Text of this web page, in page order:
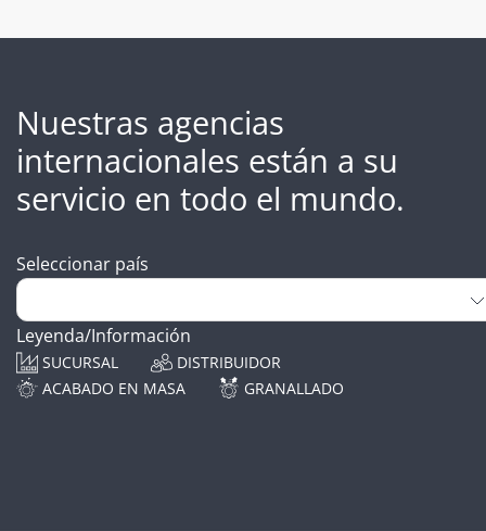
Nuestras agencias
internacionales están a su
servicio en todo el mundo.
Seleccionar país
Leyenda/Información
SUCURSAL
DISTRIBUIDOR
ACABADO EN MASA
GRANALLADO